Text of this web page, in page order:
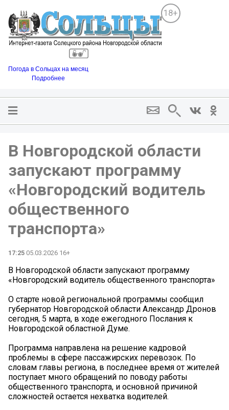
18+
Погода в Сольцах на месяц
Подробнее
В Новгородской области
запускают программу
«Новгородский водитель
общественного
транспорта»
17:25 05.03.2026 16+
В Новгородской области запускают программу
«Новгородский водитель общественного транспорта»
О старте новой региональной программы сообщил
губернатор Новгородской области Александр Дронов
сегодня, 5 марта, в ходе ежегодного Послания к
Новгородской областной Думе.
Программа направлена на решение кадровой
проблемы в сфере пассажирских перевозок. По
словам главы региона, в последнее время от жителей
поступает много обращений по поводу работы
общественного транспорта, и основной причиной
сложностей остается нехватка водителей.